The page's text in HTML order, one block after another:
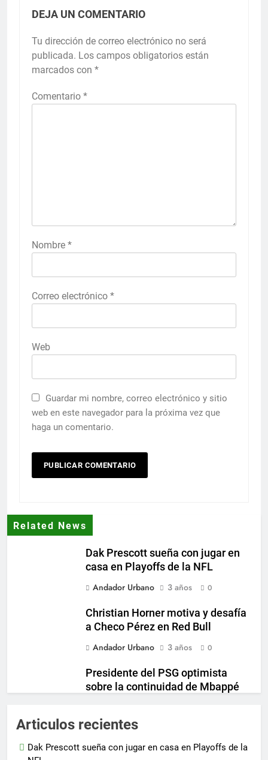
DEJA UN COMENTARIO
Tu dirección de correo electrónico no será
publicada. Los campos obligatorios están
marcados con *
Comentario *
Nombre *
Correo electrónico *
Web
Guardar mi nombre, correo electrónico y sitio
web en este navegador para la próxima vez que
haga un comentario.
Related News
Dak Prescott sueña con jugar en
casa en Playoffs de la NFL
Andador Urbano
3 años 0
Christian Horner motiva y desafía
a Checo Pérez en Red Bull
Andador Urbano
3 años 0
Presidente del PSG optimista
sobre la continuidad de Mbappé
Andador Urbano
Inter Miami incrementa su
Articulos recientes
Dak Prescott sueña con jugar en casa en Playoffs de la